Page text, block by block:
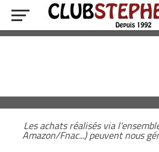
Les achats réalisés via
Amazon/Fnac...) peuvent nous